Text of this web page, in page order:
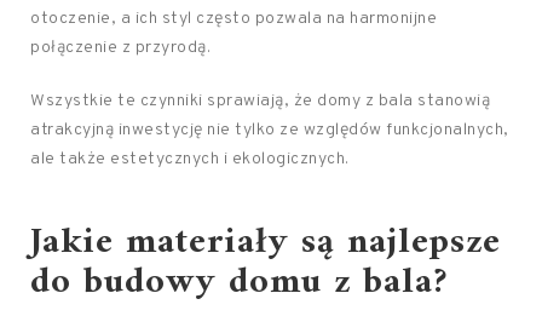
otoczenie, a ich styl często pozwala na harmonijne
połączenie z przyrodą.
Wszystkie te czynniki sprawiają, że domy z bala stanowią
atrakcyjną inwestycję nie tylko ze względów funkcjonalnych,
ale także estetycznych i ekologicznych.
Jakie materiały są najlepsze
do budowy domu z bala?